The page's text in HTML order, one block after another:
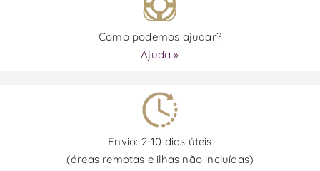
Como podemos ajudar?
Ajuda »
Envio: 2-10 dias úteis
(áreas remotas e ilhas não incluídas)